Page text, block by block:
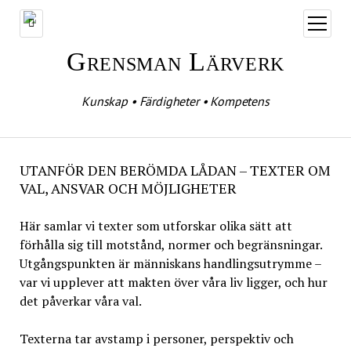
öppna
meny
Grensman Lärverk
Kunskap • Färdigheter • Kompetens
UTANFÖR DEN BERÖMDA LÅDAN – TEXTER OM
VAL, ANSVAR OCH MÖJLIGHETER
Här samlar vi texter som utforskar olika sätt att
förhålla sig till motstånd, normer och begränsningar.
Utgångspunkten är människans handlingsutrymme –
var vi upplever att makten över våra liv ligger, och hur
det påverkar våra val.
Texterna tar avstamp i personer, perspektiv och